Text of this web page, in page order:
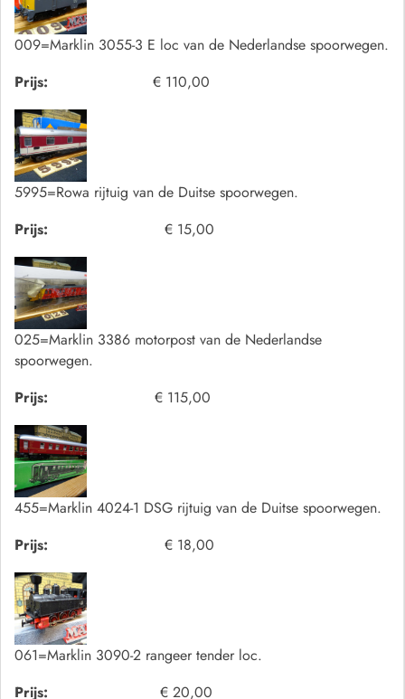
009=Marklin 3055-3 E loc van de Nederlandse spoorwegen.
Prijs:
€ 110,00
5995=Rowa rijtuig van de Duitse spoorwegen.
Prijs:
€ 15,00
025=Marklin 3386 motorpost van de Nederlandse
spoorwegen.
Prijs:
€ 115,00
455=Marklin 4024-1 DSG rijtuig van de Duitse spoorwegen.
Prijs:
€ 18,00
061=Marklin 3090-2 rangeer tender loc.
Prijs:
€ 20,00